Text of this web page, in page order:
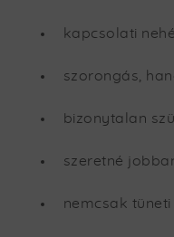
kapcsolati
szorongás,
bizonytalan
szeretné
nemcsak